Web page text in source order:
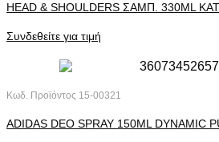
HEAD & SHOULDERS ΣΑΜΠ. 330ML
Συνδεθείτε για τιμή
Κωδ. Προϊόντος 15-00321
ADIDAS DEO SPRAY 150ML DYNAMIC